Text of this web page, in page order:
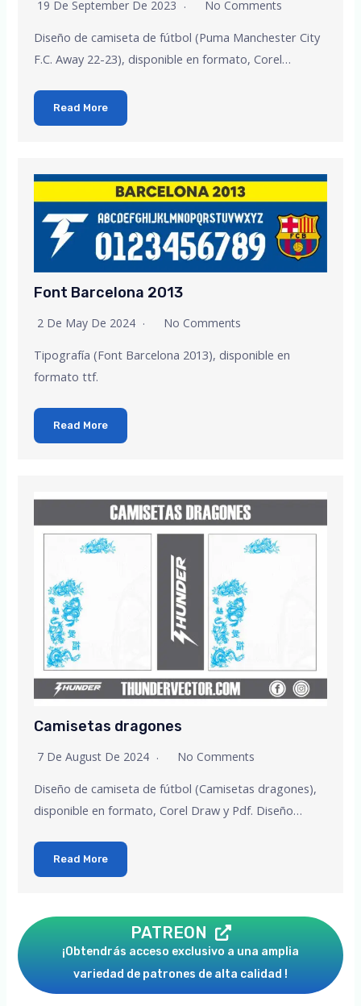
19 De September De 2023 No Comments
Diseño de camiseta de fútbol (Puma Manchester City
F.C. Away 22-23), disponible en formato, Corel…
Read More
Font Barcelona 2013
2 De May De 2024 No Comments
Tipografía (Font Barcelona 2013), disponible en
formato ttf.
Read More
Camisetas dragones
7 De August De 2024 No Comments
Diseño de camiseta de fútbol (Camisetas dragones),
disponible en formato, Corel Draw y Pdf. Diseño…
Read More
PATREON
¡Obtendrás acceso exclusivo a una amplia
variedad de patrones de alta calidad !